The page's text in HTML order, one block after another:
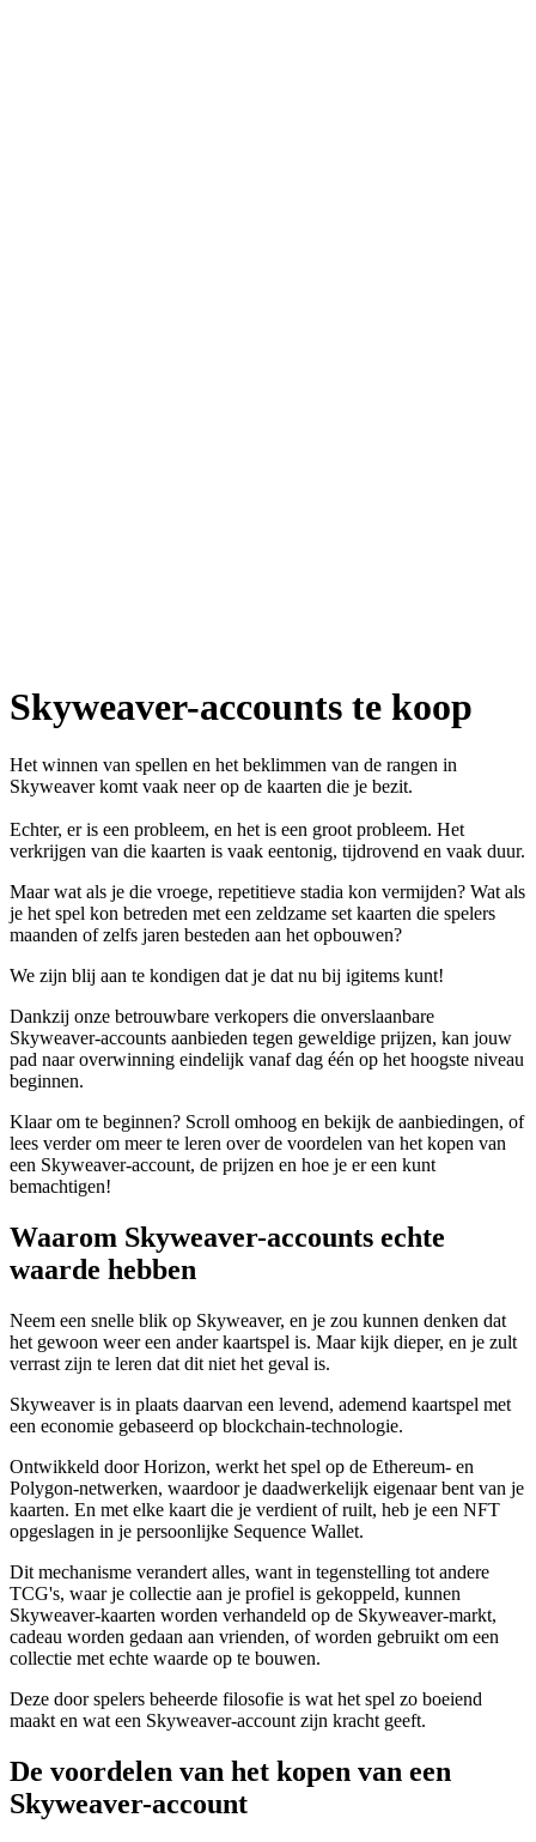
Skyweaver-accounts te koop
Het winnen van spellen en het beklimmen van de rangen in
Skyweaver komt vaak neer op de kaarten die je bezit.
Echter, er is een probleem, en het is een groot probleem. Het
verkrijgen van die kaarten is vaak eentonig, tijdrovend en vaak duur.
Maar wat als je die vroege, repetitieve stadia kon vermijden? Wat als
je het spel kon betreden met een zeldzame set kaarten die spelers
maanden of zelfs jaren besteden aan het opbouwen?
We zijn blij aan te kondigen dat je dat nu bij igitems kunt!
Dankzij onze betrouwbare verkopers die onverslaanbare
Skyweaver-accounts aanbieden tegen geweldige prijzen, kan jouw
pad naar overwinning eindelijk vanaf dag één op het hoogste niveau
beginnen.
Klaar om te beginnen? Scroll omhoog en bekijk de aanbiedingen, of
lees verder om meer te leren over de voordelen van het kopen van
een Skyweaver-account, de prijzen en hoe je er een kunt
bemachtigen!
Waarom Skyweaver-accounts echte
waarde hebben
Neem een snelle blik op Skyweaver, en je zou kunnen denken dat
het gewoon weer een ander kaartspel is. Maar kijk dieper, en je zult
verrast zijn te leren dat dit niet het geval is.
Skyweaver is in plaats daarvan een levend, ademend kaartspel met
een economie gebaseerd op blockchain-technologie.
Ontwikkeld door Horizon, werkt het spel op de Ethereum- en
Polygon-netwerken, waardoor je daadwerkelijk eigenaar bent van je
kaarten. En met elke kaart die je verdient of ruilt, heb je een NFT
opgeslagen in je persoonlijke Sequence Wallet.
Dit mechanisme verandert alles, want in tegenstelling tot andere
TCG's, waar je collectie aan je profiel is gekoppeld, kunnen
Skyweaver-kaarten worden verhandeld op de Skyweaver-markt,
cadeau worden gedaan aan vrienden, of worden gebruikt om een
collectie met echte waarde op te bouwen.
Deze door spelers beheerde filosofie is wat het spel zo boeiend
maakt en wat een Skyweaver-account zijn kracht geeft.
De voordelen van het kopen van een
Skyweaver-account